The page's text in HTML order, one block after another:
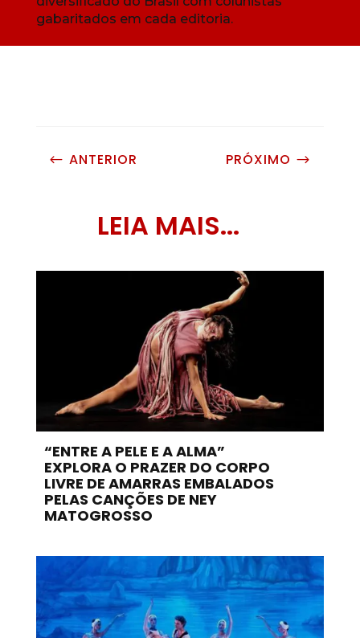
gabaritados em cada editoria.
# ANTERIOR PRÓXIMO $
LEIA MAIS...
“ENTRE A PELE E A ALMA”
EXPLORA O PRAZER DO CORPO
LIVRE DE AMARRAS EMBALADOS
PELAS CANÇÕES DE NEY
MATOGROSSO